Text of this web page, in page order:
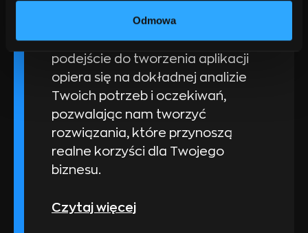
Odmowa
oferować swoje usługi i produkty
w sposób łatwy i intuicyjny, bez
względu na miejsce i czas. Nasze
podejście do tworzenia aplikacji
opiera się na dokładnej analizie
Twoich potrzeb i oczekiwań,
pozwalając nam tworzyć
rozwiązania, które przynoszą
realne korzyści dla Twojego
biznesu.
Czytaj więcej